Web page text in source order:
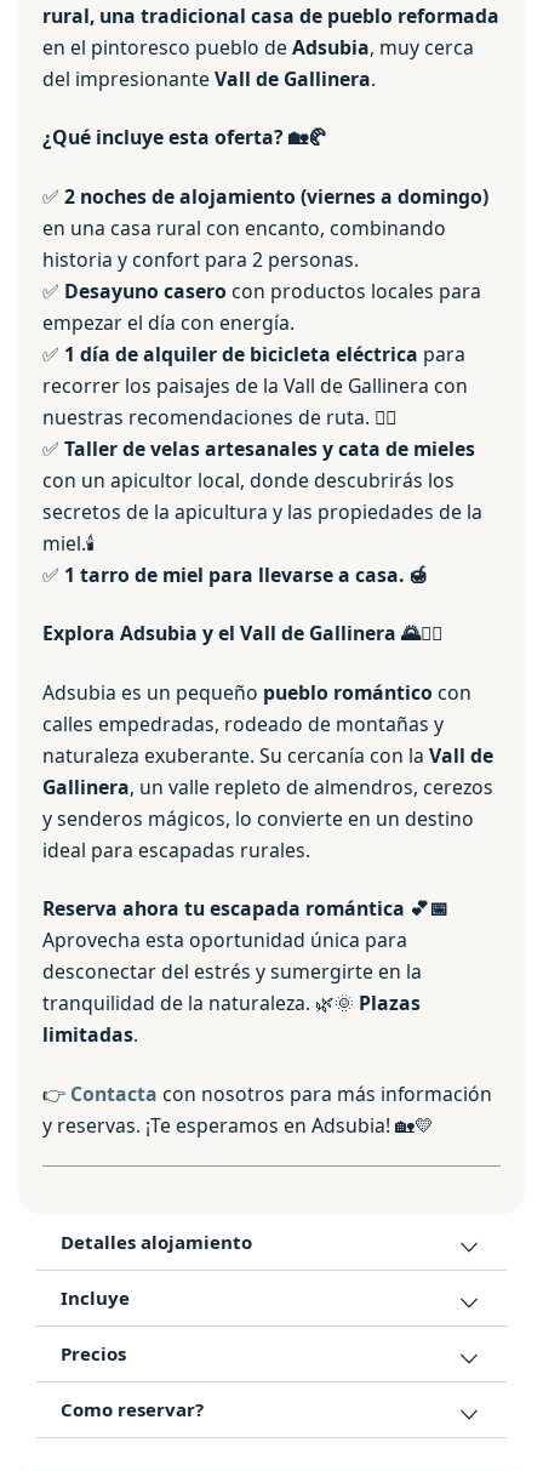
rural, una tradicional casa de pueblo reformada
en el pintoresco pueblo de Adsubia, muy cerca
del impresionante Vall de Gallinera.
¿Qué incluye esta oferta? 🏡🥐
✅ 2 noches de alojamiento (viernes a domingo)
en una casa rural con encanto, combinando
historia y confort para 2 personas.
✅ Desayuno casero con productos locales para
empezar el día con energía.
✅ 1 día de alquiler de bicicleta eléctrica para
recorrer los paisajes de la Vall de Gallinera con
nuestras recomendaciones de ruta. 🚴‍♂️
✅ Taller de velas artesanales y cata de mieles
con un apicultor local, donde descubrirás los
secretos de la apicultura y las propiedades de la
miel.🕯️
✅ 1 tarro de miel para llevarse a casa. 🍯
Explora Adsubia y el Vall de Gallinera 🌄🚵‍♀️
Adsubia es un pequeño pueblo romántico con
calles empedradas, rodeado de montañas y
naturaleza exuberante. Su cercanía con la Vall de
Gallinera, un valle repleto de almendros, cerezos
y senderos mágicos, lo convierte en un destino
ideal para escapadas rurales.
Reserva ahora tu escapada romántica 💕📅
Aprovecha esta oportunidad única para
desconectar del estrés y sumergirte en la
tranquilidad de la naturaleza. 🌿🌞 Plazas
limitadas.
👉 Contacta con nosotros para más información
y reservas. ¡Te esperamos en Adsubia! 🏡💛
Detalles alojamiento
Incluye
Precios
Como reservar?